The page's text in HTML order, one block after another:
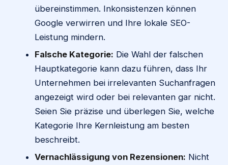
übereinstimmen. Inkonsistenzen können
Google verwirren und Ihre lokale SEO-
Leistung mindern.
Falsche Kategorie: Die Wahl der falschen
Hauptkategorie kann dazu führen, dass Ihr
Unternehmen bei irrelevanten Suchanfragen
angezeigt wird oder bei relevanten gar nicht.
Seien Sie präzise und überlegen Sie, welche
Kategorie Ihre Kernleistung am besten
beschreibt.
Vernachlässigung von Rezensionen: Nicht